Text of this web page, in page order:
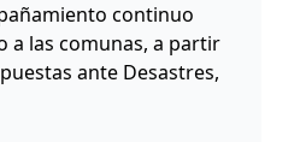
continuo
a las comunas, a partir
ante Desastres,